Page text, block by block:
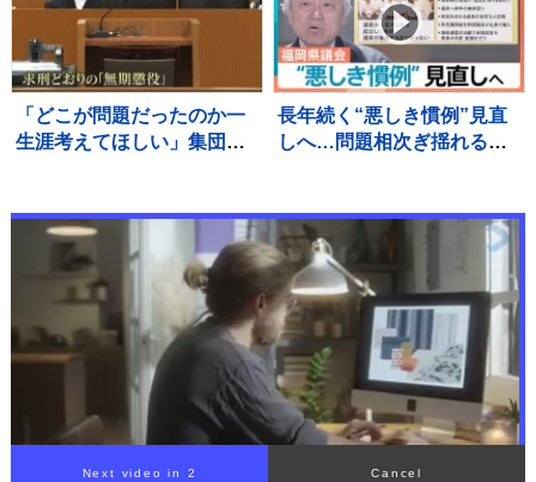
幕【サッカー】
「どこが問題だったのか一
生涯考えてほしい」集団暴
判員裁判 北海道・江別市
長年続く“悪しき慣例”見直
しへ…問題相次ぎ揺れる福
調査へ【Nスタ解説】
Next video in 1 Cancel